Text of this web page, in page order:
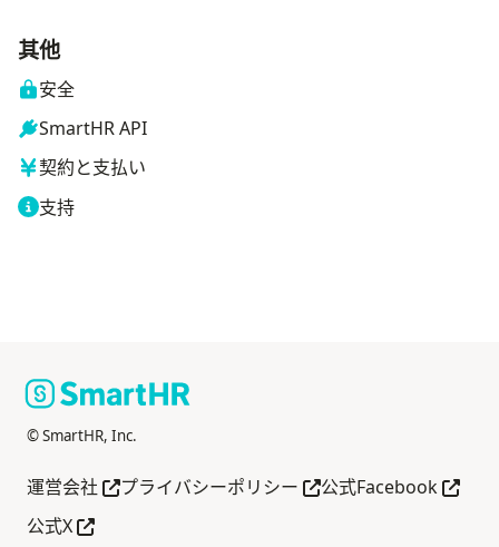
其他
安全
SmartHR API
契約と支払い
支持
© SmartHR, Inc.
運営会社在新标签页中打开
プライバシーポリシー 在新标签页中打开
公式Facebook在新
公式X在新标签页中打开